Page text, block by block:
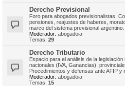
Derecho Previsional
Foro para abogados previsionalistas.
pensiones, reajustes de haberes,
marco del sistema previsional argentino.
Moderador: abogadoia
Temas: 29
Derecho Tributario
Espacio para el análisis de la
nacionales (IVA, Ganancias),
Procedimientos y defensas ante AFIP y
Moderador: abogadoia
Temas: 15